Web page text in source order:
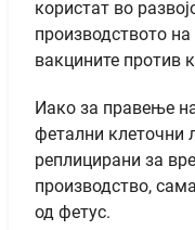
користат во
производството
вакцините против
Иако за правење
фетални клеточни
реплицирани за
производство,
од фетус.